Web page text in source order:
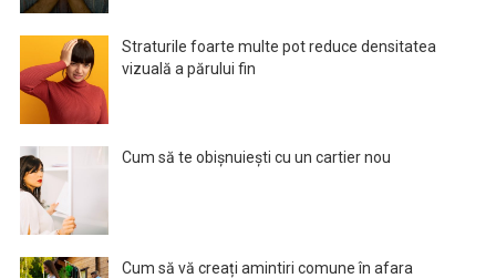
Straturile foarte multe pot reduce densitatea
vizuală a părului fin
Cum să te obișnuiești cu un cartier nou
Cum să vă creați amintiri comune în afara